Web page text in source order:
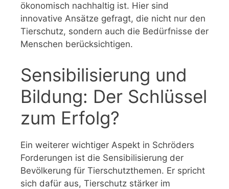
ökonomisch nachhaltig ist. Hier sind
innovative Ansätze gefragt, die nicht nur den
Tierschutz, sondern auch die Bedürfnisse der
Menschen berücksichtigen.
Sensibilisierung und
Bildung: Der Schlüssel
zum Erfolg?
Ein weiterer wichtiger Aspekt in Schröders
Forderungen ist die Sensibilisierung der
Bevölkerung für Tierschutzthemen. Er spricht
sich dafür aus, Tierschutz stärker im